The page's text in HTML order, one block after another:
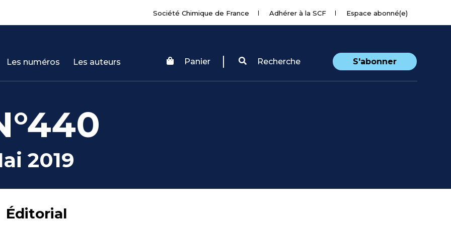
Société Chimique de France Adhérer à la SCF Espace abonné(e)
Les numéros Les auteurs Panier Recherche S'abonner
2019
Éditorial